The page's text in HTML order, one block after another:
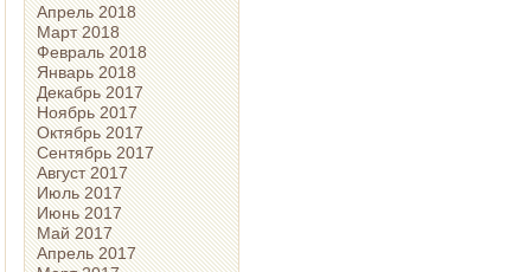
Апрель 2018
Март 2018
Февраль 2018
Январь 2018
Декабрь 2017
Ноябрь 2017
Октябрь 2017
Сентябрь 2017
Август 2017
Июль 2017
Июнь 2017
Май 2017
Апрель 2017